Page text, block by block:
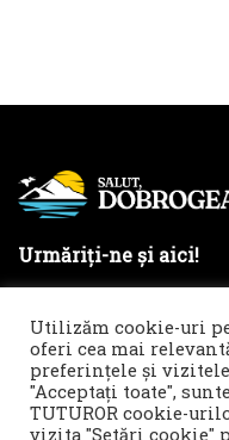
Urmăriți-ne și aici!
Termeni și condiții
Noi îți facem reclamă!
Utilizăm cookie-uri
oferi cea mai
preferințele și
"Acceptați toate",
TUTUROR cookie-
vizita "Setări cookie"